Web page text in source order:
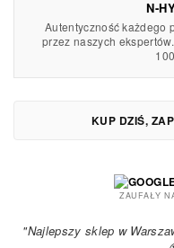
N-
Autentyczność każdego
przez naszych
KUP DZIŚ,
ZAUFAŁY
"Najlepszy sklep w